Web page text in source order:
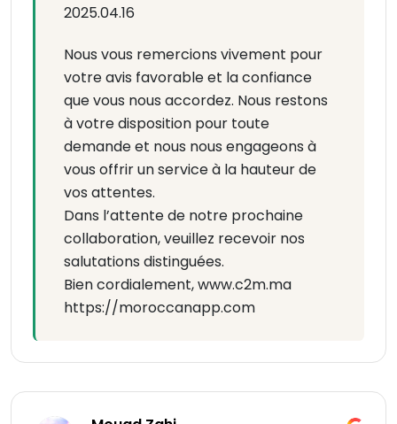
2025.04.16
Nous vous remercions vivement pour
votre avis favorable et la confiance
que vous nous accordez. Nous restons
à votre disposition pour toute
demande et nous nous engageons à
vous offrir un service à la hauteur de
vos attentes.
Dans l’attente de notre prochaine
collaboration, veuillez recevoir nos
salutations distinguées.
Bien cordialement, www.c2m.ma
https://moroccanapp.com